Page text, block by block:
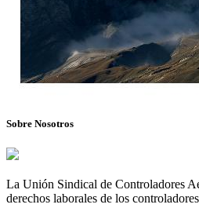
Sobre Nosotros
La Unión Sindical de Controladores
derechos laborales de los